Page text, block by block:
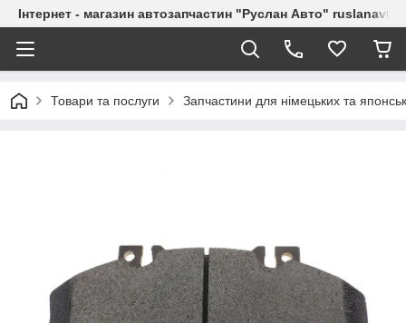
Інтернет - магазин автозапчастин "Руслан Авто"
Товари та послуги Запчастини для німецьких та